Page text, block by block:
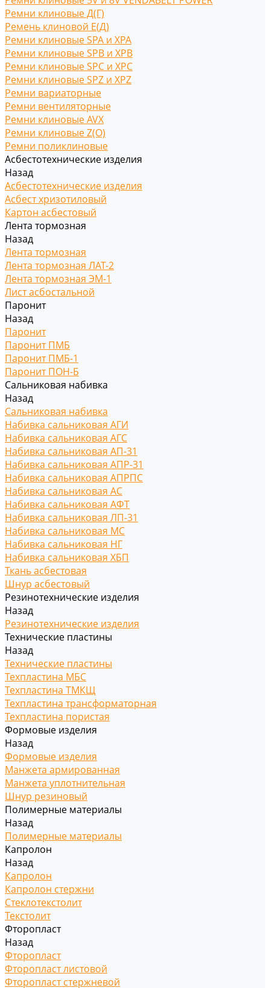
Ремни клиновые Д(Г)
Ремень клиновой Е(Д)
Ремни клиновые SPA и XPA
Ремни клиновые SPB и XPB
Ремни клиновые SPC и XPC
Ремни клиновые SPZ и XPZ
Ремни вариаторные
Ремни вентиляторные
Ремни клиновые AVX
Ремни клиновые Z(O)
Ремни поликлиновые
Асбестотехнические изделия
Назад
Асбестотехнические изделия
Асбест хризотиловый
Картон асбестовый
Лента тормозная
Назад
Лента тормозная
Лента тормозная ЛАТ-2
Лента тормозная ЭМ-1
Лист асбостальной
Паронит
Назад
Паронит
Паронит ПМБ
Паронит ПМБ-1
Паронит ПОН-Б
Сальниковая набивка
Назад
Сальниковая набивка
Набивка сальниковая АГИ
Набивка сальниковая АГС
Набивка сальниковая АП-31
Набивка сальниковая АПР-31
Набивка сальниковая АПРПС
Набивка сальниковая АС
Набивка сальниковая АФТ
Набивка сальниковая ЛП-31
Набивка сальниковая МС
Набивка сальниковая НГ
Набивка сальниковая ХБП
Ткань асбестовая
Шнур асбестовый
Резинотехнические изделия
Назад
Резинотехнические изделия
Технические пластины
Назад
Технические пластины
Техпластина МБС
Техпластина ТМКЩ
Техпластина трансформаторная
Техпластина пористая
Формовые изделия
Назад
Формовые изделия
Манжета армированная
Манжета уплотнительная
Шнур резиновый
Полимерные материалы
Назад
Полимерные материалы
Капролон
Назад
Капролон
Капролон стержни
Стеклотекстолит
Текстолит
Фторопласт
Назад
Фторопласт
Фторопласт листовой
Фторопласт стержневой